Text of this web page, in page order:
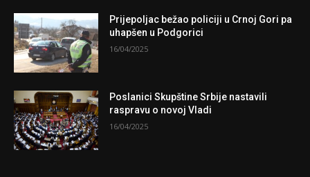
Prijepoljac bežao policiji u Crnoj Gori pa
uhapšen u Podgorici
16/04/2025
Poslanici Skupštine Srbije nastavili
raspravu o novoj Vladi
16/04/2025